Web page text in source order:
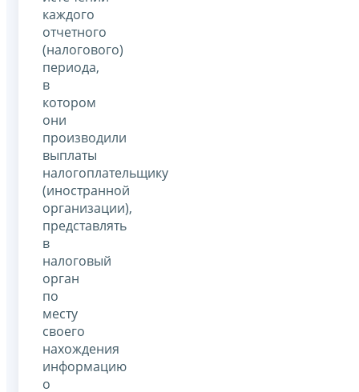
каждого
отчетного
(налогового)
периода,
в
котором
они
производили
выплаты
налогоплательщику
(иностранной
организации),
представлять
в
налоговый
орган
по
месту
своего
нахождения
информацию
о